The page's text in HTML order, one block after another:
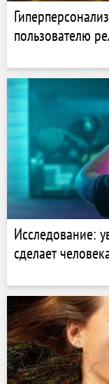
пользователю
Исследование:
сделает